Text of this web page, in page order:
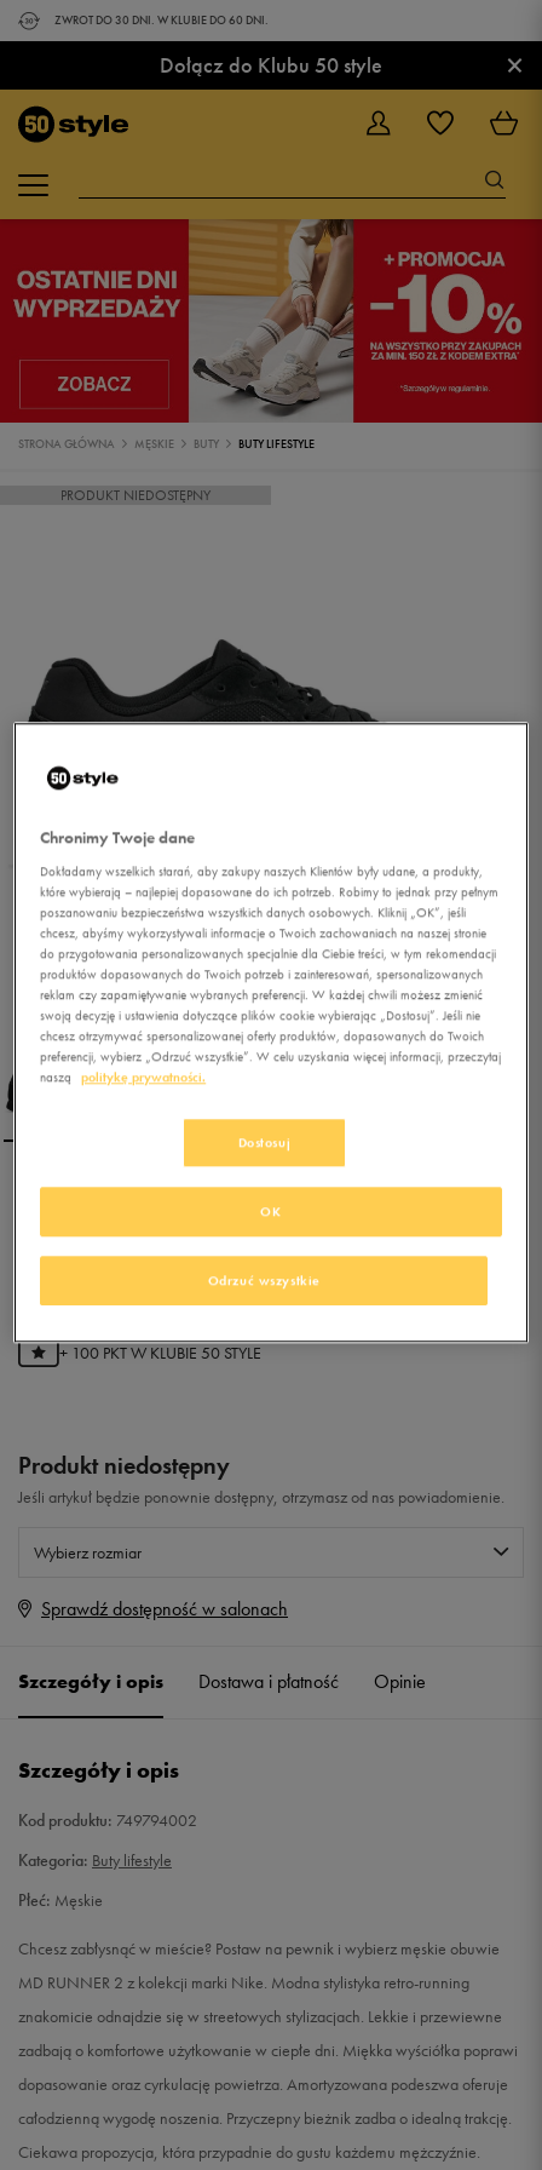
ZWROT DO 30 DNI. W KLUBIE DO 60 DNI.
Dołącz do Klubu 50 style ×
STRONA GŁÓWNA MĘSKIE BUTY BUTY LIFESTYLE
PRODUKT NIEDOSTĘPNY
NIKE MD RUNNER 2
19,99złz Vat
+ 100 PKT W KLUBIE 50 STYLE
Produkt niedostępny
Jeśli artykuł będzie ponownie dostępny, otrzymasz od nas powiadomienie.
Wybierz rozmiar
Rozmiary EU
41 26 cm
42
42,5 27 cm Powiadom o dostępności
28 cm Powiadom o dostępności
44,5 28,5 cm Powiadom o dostępności
Sprawdź dostępność w salonach
Szczegóły i opis Dostawa i płatność Opinie
Szczegóły i opis
Kod produktu: 749794002
Kategoria: Buty lifestyle
Płeć: Męskie
Chcesz zabłysnąć w mieście? Postaw na pewnik i wybierz męskie obuwie
MD RUNNER 2 z kolekcji marki Nike. Modna stylistyka retro-running
znakomicie odnajdzie się w streetowych stylizacjach. Lekkie i przewiewne
zadbają o komfortowe użytkowanie w ciepłe dni. Miękka wyściółka poprawi
dopasowanie oraz cyrkulację powietrza. Amortyzowana podeszwa oferuje
całodzienną wygodę noszenia. Przyczepny bieżnik zadba o idealną trakcję.
Ciekawa propozycja, która przypadnie do gustu każdemu mężczyźnie.
Chronimy Twoje dane
Dokładamy wszelkich starań, aby zakupy naszych Klientów były udane, a produkty,
które wybierają – najlepiej dopasowane do ich potrzeb. Robimy to jednak przy pełnym
poszanowaniu bezpieczeństwa wszystkich danych osobowych. Kliknij „OK”, jeśli
chcesz, abyśmy wykorzystywali informacje o Twoich zachowaniach na naszej stronie
do przygotowania personalizowanych specjalnie dla Ciebie treści, w tym rekomendacji
produktów dopasowanych do Twoich potrzeb i zainteresowań, spersonalizowanych
reklam czy zapamiętywanie wybranych preferencji. W każdej chwili możesz zmienić
swoją decyzję i ustawienia dotyczące plików cookie wybierając „Dostosuj”. Jeśli nie
chcesz otrzymywać spersonalizowanej oferty produktów, dopasowanych do Twoich
preferencji, wybierz „Odrzuć wszystkie”. W celu uzyskania więcej informacji, przeczytaj
naszą
politykę prywatności.
Dostosuj
Odrzuć wszystkie
OK